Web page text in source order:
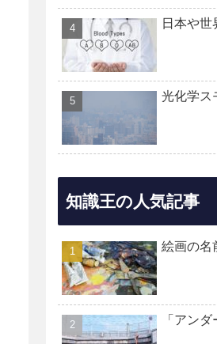
日本や世
光化学ス
知識王の人気記事
絵画の名
「アン